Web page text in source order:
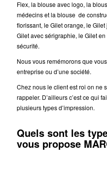
Flex, la blouse avec logo, la
médecins et la blouse de
florissant, le Gilet orange, le
Gilet avec sérigraphie, le Gilet
sécurité.
Nous vous remémorons que
entreprise ou d’une société.
Chez nous le client est roi on ne
rappeler. D’ailleurs c’est ce qui
plusieurs types d’impression.
Quels sont les
vous propose